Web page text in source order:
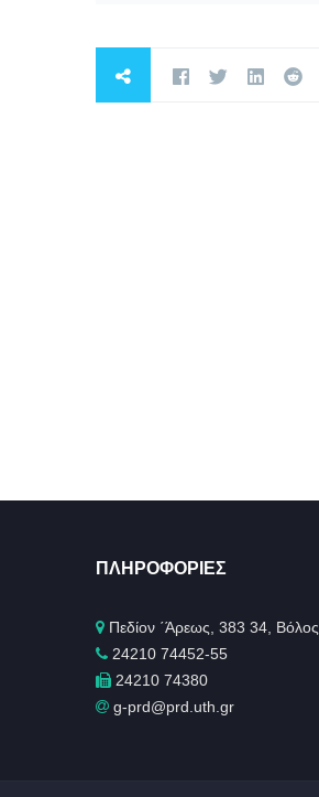
ΠΛΗΡΟΦΟΡΊΕΣ
Πεδίον ΄Άρεως, 383 34, Βόλος
24210 74452-55
24210 74380
g-prd@prd.uth.gr